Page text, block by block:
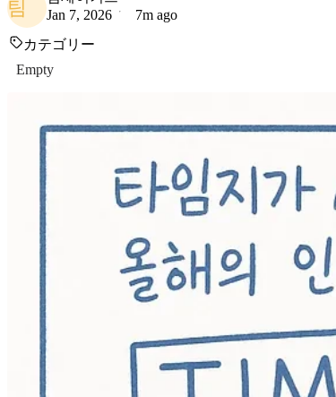
팀
Jan 7, 2026
7m ago
カテゴリー
Empty